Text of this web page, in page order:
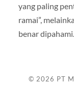
yang paling
ramai”,
benar dipahami.
© 2026 PT